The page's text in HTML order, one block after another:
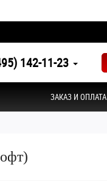
142-11-23
ЗАКАЗ И ОПЛАТА